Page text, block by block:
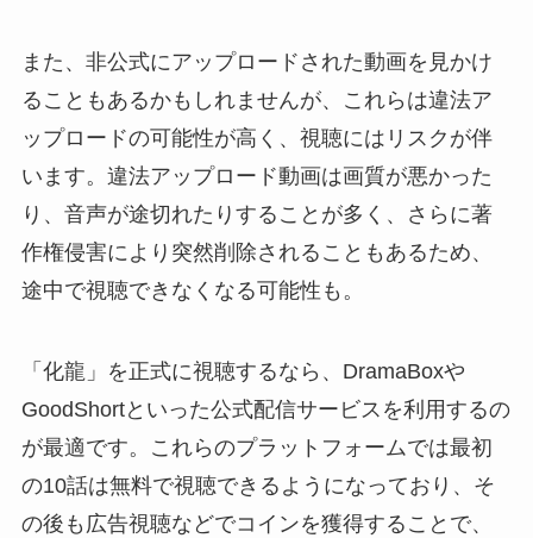
また、非公式にアップロードされた動画を見かけ
ることもあるかもしれませんが、これらは違法ア
ップロードの可能性が高く、視聴にはリスクが伴
います。違法アップロード動画は画質が悪かった
り、音声が途切れたりすることが多く、さらに著
作権侵害により突然削除されることもあるため、
途中で視聴できなくなる可能性も。
「化龍」を正式に視聴するなら、DramaBoxや
GoodShortといった公式配信サービスを利用するの
が最適です。これらのプラットフォームでは最初
の10話は無料で視聴できるようになっており、そ
の後も広告視聴などでコインを獲得することで、